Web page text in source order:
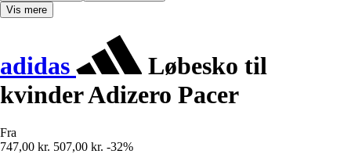
Vis mere
adidas
Løbesko til
kvinder Adizero Pacer
Fra
747,00 kr. 507,00 kr. -32%